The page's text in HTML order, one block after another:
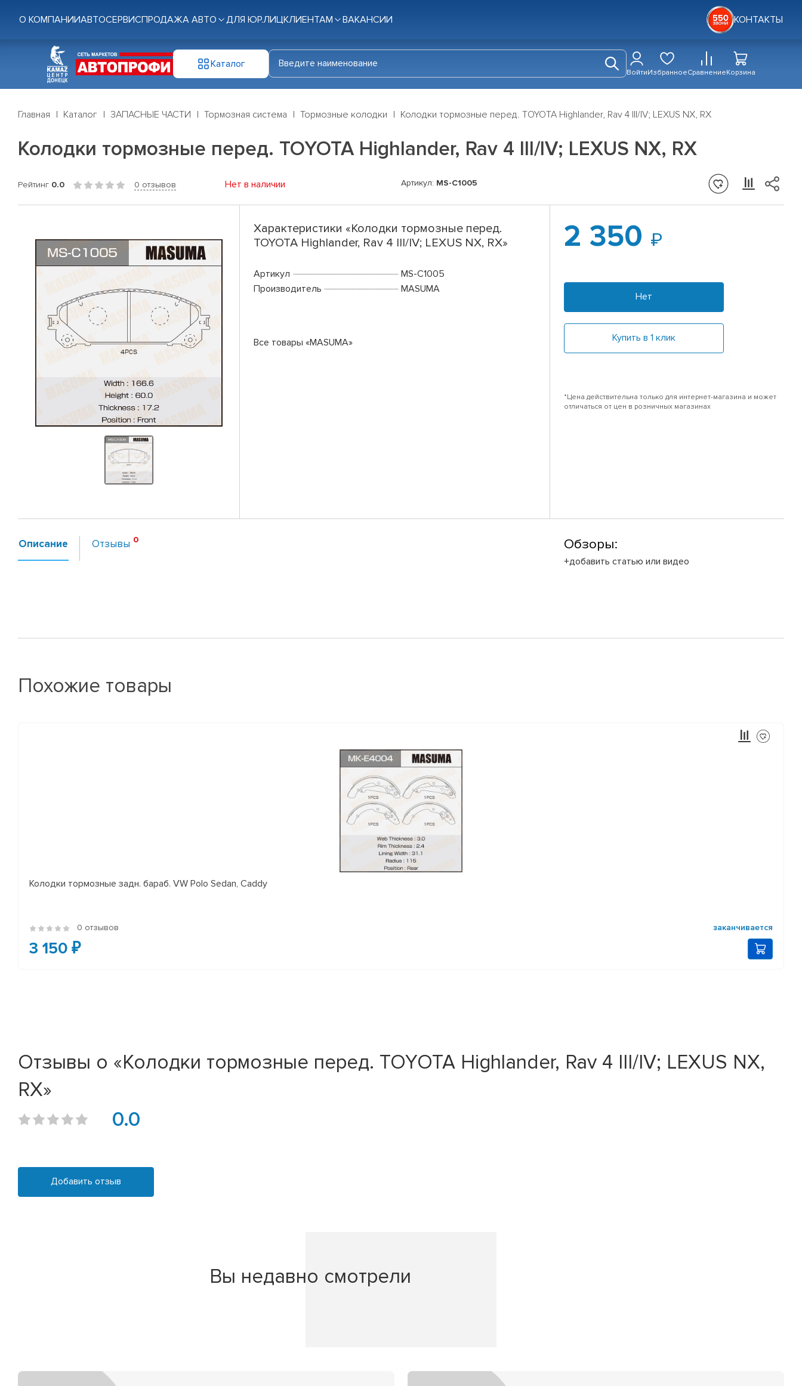
О КОМПАНИИАВТОСЕРВИСПРОДАЖА АВТО ДЛЯ ЮР.ЛИЦКЛИЕНТАМ ВАКАНСИИ КОНТАКТЫ
Каталог
ВойтиИзбранноеСравнениеКорзина
Главная Каталог ЗАПАСНЫЕ ЧАСТИ Тормозная система Тормозные колодки Колодки тормозные перед. TOYOTA Highlander, Rav 4 III/IV; LEXUS NX, RX
Колодки тормозные перед. TOYOTA Highlander, Rav 4 III/IV; LEXUS NX, RX
Рейтинг 0.0 0 отзывов Нет в наличии Артикул: MS-C1005
Характеристики «Колодки тормозные перед.
TOYOTA Highlander, Rav 4 III/IV; LEXUS NX, RX»
Артикул
MS-C1005
Производитель
MASUMA
Все товары «MASUMA»
2 350
Нет
Купить в 1 клик
*Цена действительна только для интернет-магазина и может
отличаться от цен в розничных магазинах
Описание Отзывы Обзоры:
+добавить статью или видео
Похожие товары
Колодки тормозные задн. бараб. VW Polo Sedan, Caddy
0 отзывов заканчивается
3 150 ₽
Отзывы о «Колодки тормозные перед. TOYOTA Highlander, Rav 4 III/IV; LEXUS NX,
RX»
0.0
Добавить отзыв
Вы недавно смотрели